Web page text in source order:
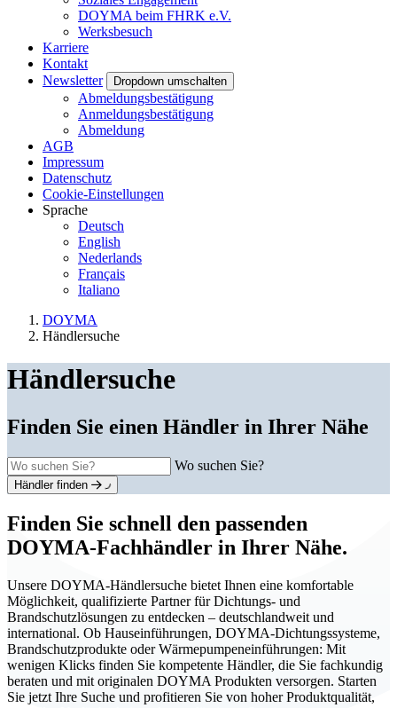
DOYMA beim FHRK e.V.
Werksbesuch
Karriere
Kontakt
Newsletter
Dropdown umschalten
Abmeldungsbestätigung
Anmeldungsbestätigung
Abmeldung
AGB
Impressum
Datenschutz
Cookie-Einstellungen
Sprache
Deutsch
English
Nederlands
Français
Italiano
DOYMA
Händlersuche
Händlersuche
Finden Sie einen Händler in Ihrer Nähe
Wo suchen Sie?
Händler finden
Finden Sie schnell den passenden
DOYMA-Fachhändler in Ihrer Nähe.
Unsere DOYMA-Händlersuche bietet Ihnen eine komfortable
Möglichkeit, qualifizierte Partner für Dichtungs- und
Brandschutzlösungen zu entdecken – deutschlandweit und
international. Ob Hauseinführungen, DOYMA-Dichtungssysteme,
Brandschutzprodukte oder Wärmepumpeneinführungen: Mit
wenigen Klicks finden Sie kompetente Händler, die Sie fachkundig
beraten und mit originalen DOYMA Produkten versorgen. Starten
Sie jetzt Ihre Suche und profitieren Sie von hoher Produktqualität,